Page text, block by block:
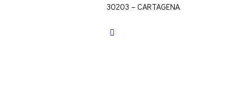
30203 – CARTAGENA